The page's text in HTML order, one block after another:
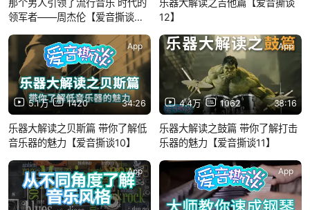
领军者——周杰伦【爱音撕谈
12】
5.1万 1420 34:26
App
乐器大解读之贝斯篇 带你了解低
音乐器的魅力【爱音撕谈10】
4.4万 1062 38:16
App
乐器大解读之鼓篇 带你了解打击
乐器的魅力【爱音撕谈11】
App App